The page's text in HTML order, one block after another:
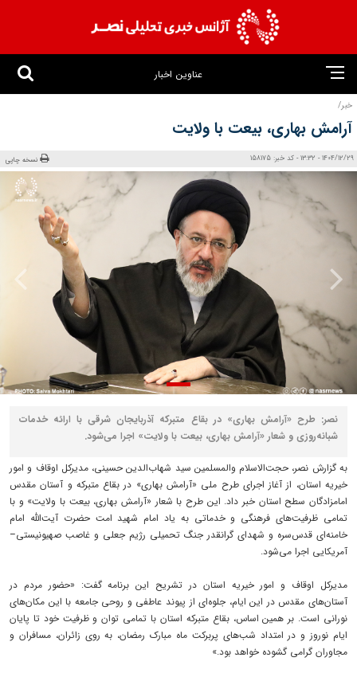
عناوین اخبار
خبر/
آرامش بهاری، بیعت با ولایت
1404/12/29 - 13:32 - کد خبر: 158175 نسخه چاپی
نصر: طرح «آرامش بهاری» در بقاع متبرکه آذربایجان شرقی با ارائه خدمات
شبانه‌روزی و شعار «آرامش بهاری، بیعت با ولایت» اجرا می‌شود.
به گزارش نصر، حجت‌الاسلام والمسلمین سید شهاب‌الدین حسینی، مدیرکل اوقاف و امور
خیریه استان، از آغاز اجرای طرح ملی «آرامش بهاری» در بقاع متبرکه و آستان مقدس
امامزادگان سطح استان خبر داد. این طرح با شعار «آرامش بهاری، بیعت با ولایت» و با
تمامی ظرفیت‌های فرهنگی و خدماتی به یاد امام شهید امت حضرت آیت‌الله امام
خامنه‌ای قدس‌سره و شهدای گرانقدر جنگ تحمیلی رژیم جعلی و غاصب صهیونیستی–
آمریکایی اجرا می‌شود.
مدیرکل اوقاف و امور خیریه استان در تشریح این برنامه گفت: «حضور مردم در
آستان‌های مقدس در این ایام، جلوه‌ای از پیوند عاطفی و روحی جامعه با این مکان‌های
نورانی است. بر همین اساس، بقاع متبرکه استان با تمامی توان و ظرفیت خود تا پایان
ایام نوروز و در امتداد شب‌های پربرکت ماه مبارک رمضان، به روی زائران، مسافران و
مجاوران گرامی گشوده خواهد بود.»